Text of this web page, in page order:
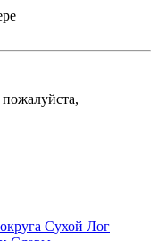
Сухой Лог